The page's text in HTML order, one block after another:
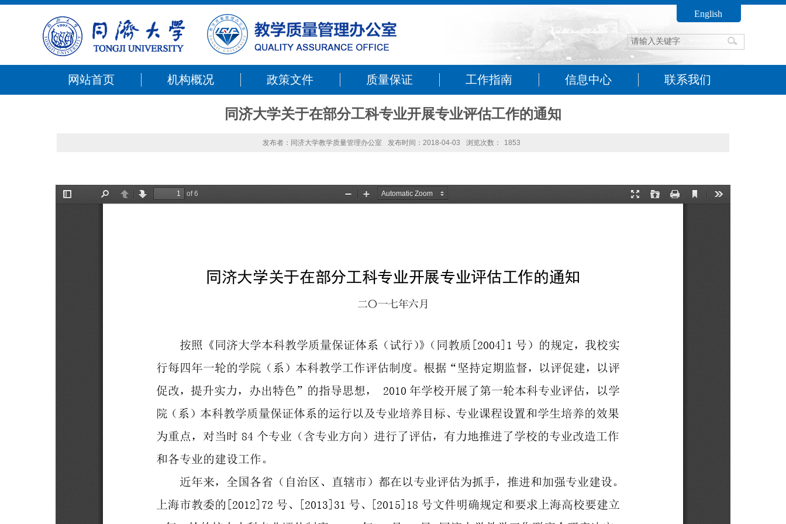
English
网站首页 机构概况 政策文件 质量保证 工作指南 信息中心 联系我们
同济大学关于在部分工科专业开展专业评估工作的通知
发布者：同济大学教学质量管理办公室 发布时间：2018-04-03 浏览次数： 1853